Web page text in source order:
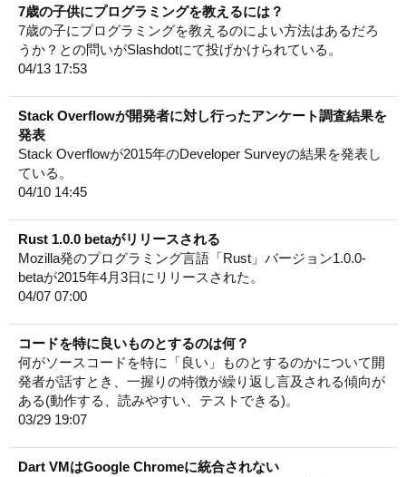
7歳の子供にプログラミングを教えるには？
7歳の子にプログラミングを教えるのによい方法はあるだろ
うか？との問いがSlashdotにて投げかけられている。
04/13 17:53
Stack Overflowが開発者に対し行ったアンケート調査結果を
発表
Stack Overflowが2015年のDeveloper Surveyの結果を発表し
ている。
04/10 14:45
Rust 1.0.0 betaがリリースされる
Mozilla発のプログラミング言語「Rust」バージョン1.0.0-
betaが2015年4月3日にリリースされた。
04/07 07:00
コードを特に良いものとするのは何？
何がソースコードを特に「良い」ものとするのかについて開
発者が話すとき、一握りの特徴が繰り返し言及される傾向が
ある(動作する、読みやすい、テストできる)。
03/29 19:07
Dart VMはGoogle Chromeに統合されない